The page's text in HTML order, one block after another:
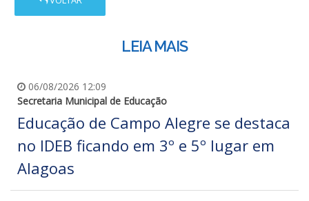
LEIA MAIS
06/08/2026 12:09
Secretaria Municipal de Educação
Educação de Campo Alegre se destaca
no IDEB ficando em 3º e 5º lugar em
Alagoas